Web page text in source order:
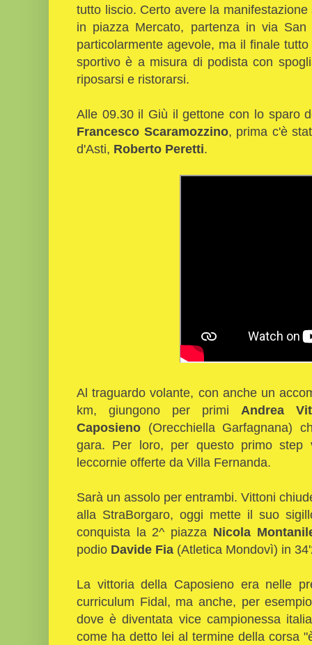
tutto liscio. Certo avere la
in piazza Mercato, partenza in via
particolarmente agevole, ma il finale
sportivo è a misura di podista con
riposarsi e ristorarsi.
Alle 09.30 il Giù il gettone con lo sparo
Francesco Scaramozzino, prima c'è
d'Asti, Roberto Peretti.
Al traguardo volante, con anche un
km, giungono per primi Andrea
Caposieno (Orecchiella Garfagnana)
gara. Per loro, per questo primo step
leccornie offerte da Villa Fernanda.
Sarà un assolo per entrambi. Vittoni
alla StraBorgaro, oggi mette il suo
conquista la 2^ piazza Nicola
podio Davide Fia (Atletica Mondovì) in
La vittoria della Caposieno era nelle
curriculum Fidal, ma anche, per
dove è diventata vice campionessa
come ha detto lei al termine della corsa